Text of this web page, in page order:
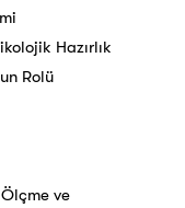
Hazırlık
Rolü
ve